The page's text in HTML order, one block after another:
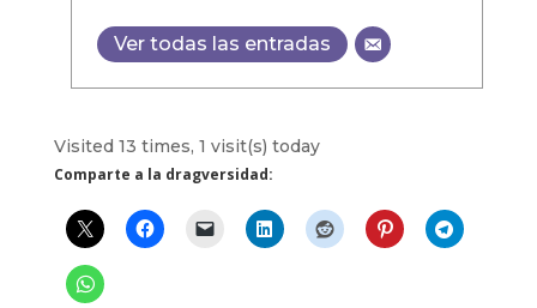
Ver todas las entradas
Visited 13 times, 1 visit(s) today
Comparte a la dragversidad: